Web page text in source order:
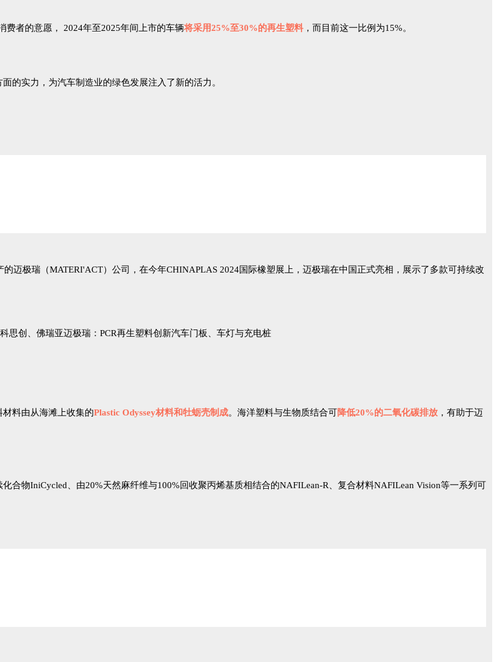
者的意愿， 2024年至2025年间上市的车辆将采用25%至30%的再生塑料 ，而目前这一比例为15%。
面的实力，为汽车制造业的绿色发展注入了新的活力。
迈极瑞（MATERI'ACT）公司，在今年CHINAPLAS 2024国际橡塑展上，迈极瑞在中国正式亮相，展示了多款可持续改
料由从海滩上收集的Plastic Odyssey材料和牡蛎壳制成。海洋塑料与生物质结合可降低20%的二氧化碳排放 ，有助于迈
化合物IniCycled、由20%天然麻纤维与100%回收聚丙烯基质相结合的NAFILean-R、复合材料NAFILean Vision等一系列可